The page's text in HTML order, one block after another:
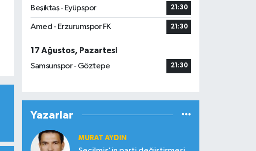
Beşiktaş - Eyüpspor 21:30
Amed - Erzurumspor FK 21:30
17 Ağustos, Pazartesi
Samsunspor - Göztepe
21:30
Yazarlar
MURAT AYDIN